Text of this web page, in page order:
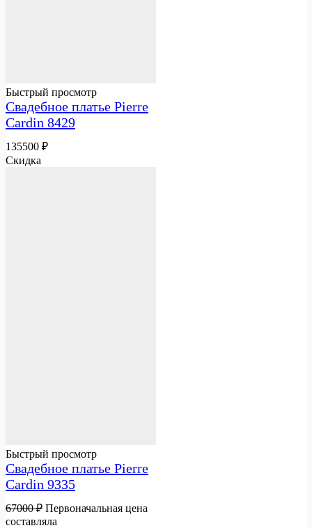
Быстрый просмотр
Свадебное платье Pierre
Cardin 8429
135500 ₽
Скидка
Быстрый просмотр
Свадебное платье Pierre
Cardin 9335
67000₽ Первоначальная цена
составляла